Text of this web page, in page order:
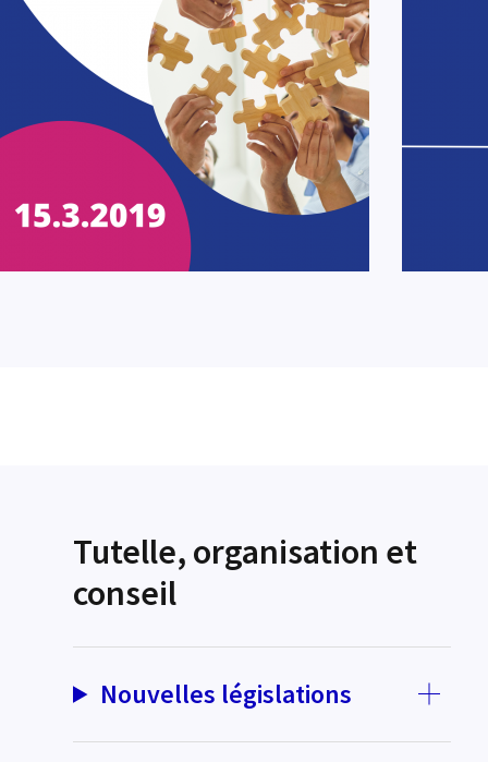
Tutelle, organisation et
conseil
Nouvelles législations